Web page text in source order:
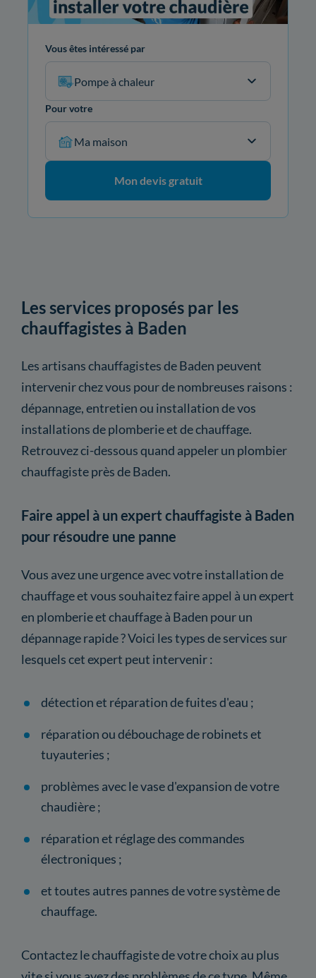
Vous êtes intéressé par
Pompe à chaleur
Pour votre
Ma maison
Mon devis gratuit
Les services proposés par les
chauffagistes à Baden
Les artisans chauffagistes de Baden peuvent
intervenir chez vous pour de nombreuses raisons :
dépannage, entretien ou installation de vos
installations de plomberie et de chauffage.
Retrouvez ci-dessous quand appeler un plombier
chauffagiste près de Baden.
Faire appel à un expert chauffagiste à Baden
pour résoudre une panne
Vous avez une urgence avec votre installation de
chauffage et vous souhaitez faire appel à un expert
en plomberie et chauffage à Baden pour un
dépannage rapide ? Voici les types de services sur
lesquels cet expert peut intervenir :
détection et réparation de fuites d'eau ;
réparation ou débouchage de robinets et
tuyauteries ;
problèmes avec le vase d'expansion de votre
chaudière ;
réparation et réglage des commandes
électroniques ;
et toutes autres pannes de votre système de
chauffage.
Contactez le chauffagiste de votre choix au plus